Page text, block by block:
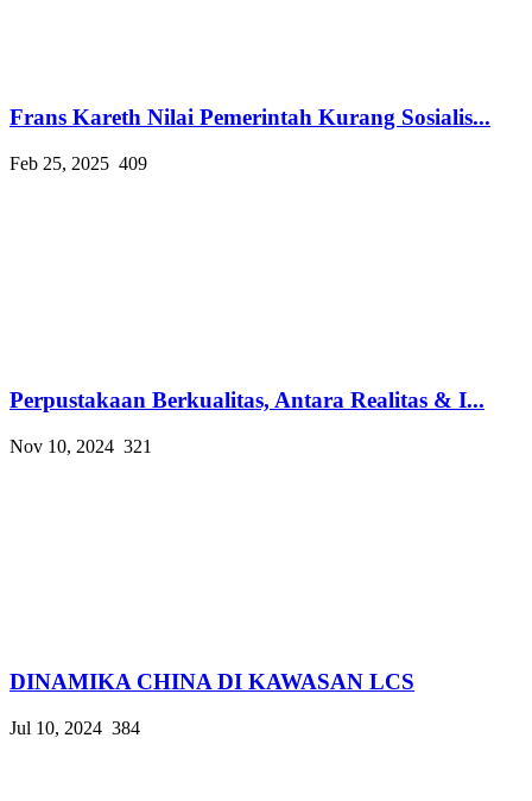
Frans Kareth Nilai Pemerintah Kurang Sosialis...
Feb 25, 2025 409
Perpustakaan Berkualitas, Antara Realitas & I...
Nov 10, 2024 321
DINAMIKA CHINA DI KAWASAN LCS
Jul 10, 2024 384